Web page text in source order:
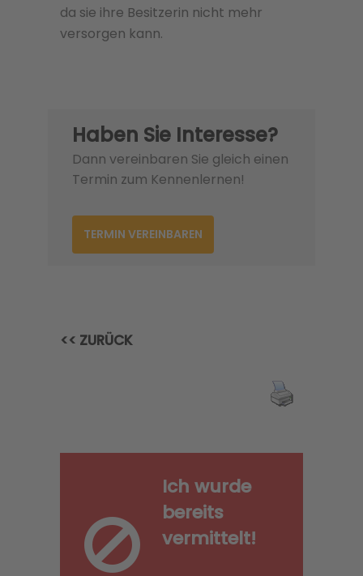
da sie ihre Besitzerin nicht mehr
versorgen kann.
Haben Sie Interesse?
Dann vereinbaren Sie gleich einen
Termin zum Kennenlernen!
TERMIN VEREINBAREN
<< ZURÜCK
Ich wurde
bereits
vermittelt!